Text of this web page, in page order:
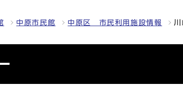
中原市民館 中原区 市民利用施設情報